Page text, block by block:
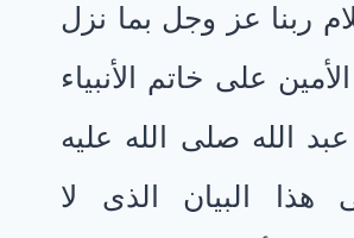
ربنا عز وجل بما نزل
على خاتم الأنبياء
الله صلى الله عليه
البيان الذى لا